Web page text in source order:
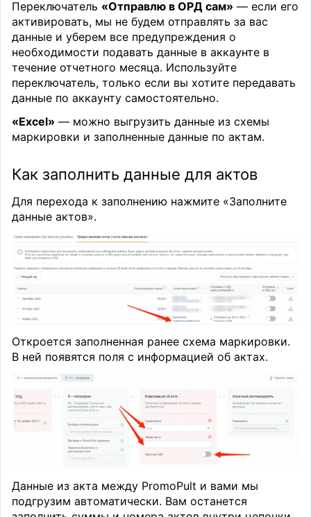
Переключатель «Отправлю в ОРД сам» — если его
активировать, мы не будем отправлять за вас
данные и уберем все предупреждения о
необходимости подавать данные в аккаунте в
течение отчетного месяца. Используйте
переключатель, только если вы хотите передавать
данные по аккаунту самостоятельно.
«Excel» — можно выгрузить данные из схемы
маркировки и заполненные данные по актам.
Как заполнить данные для актов
Для перехода к заполнению нажмите «Заполните
данные актов».
Откроется заполненная ранее схема маркировки.
В ней появятся поля с информацией об актах.
Данные из акта между PromoPult и вами мы
подгрузим автоматически. Вам останется